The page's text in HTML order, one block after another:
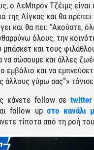
ο ΛεΜπρόν Τζέιμς είναι
της Λίγκας και θα πρέπει
και θα πει: “Ακούστε,
όλους, την
και τους
να σώσουμε και άλλες
εμβόλιο και να
άλλους γύρω σας”»
κάνετε follow σεtwitter
follow upστο κανάλι
τίποτα από τη ροή